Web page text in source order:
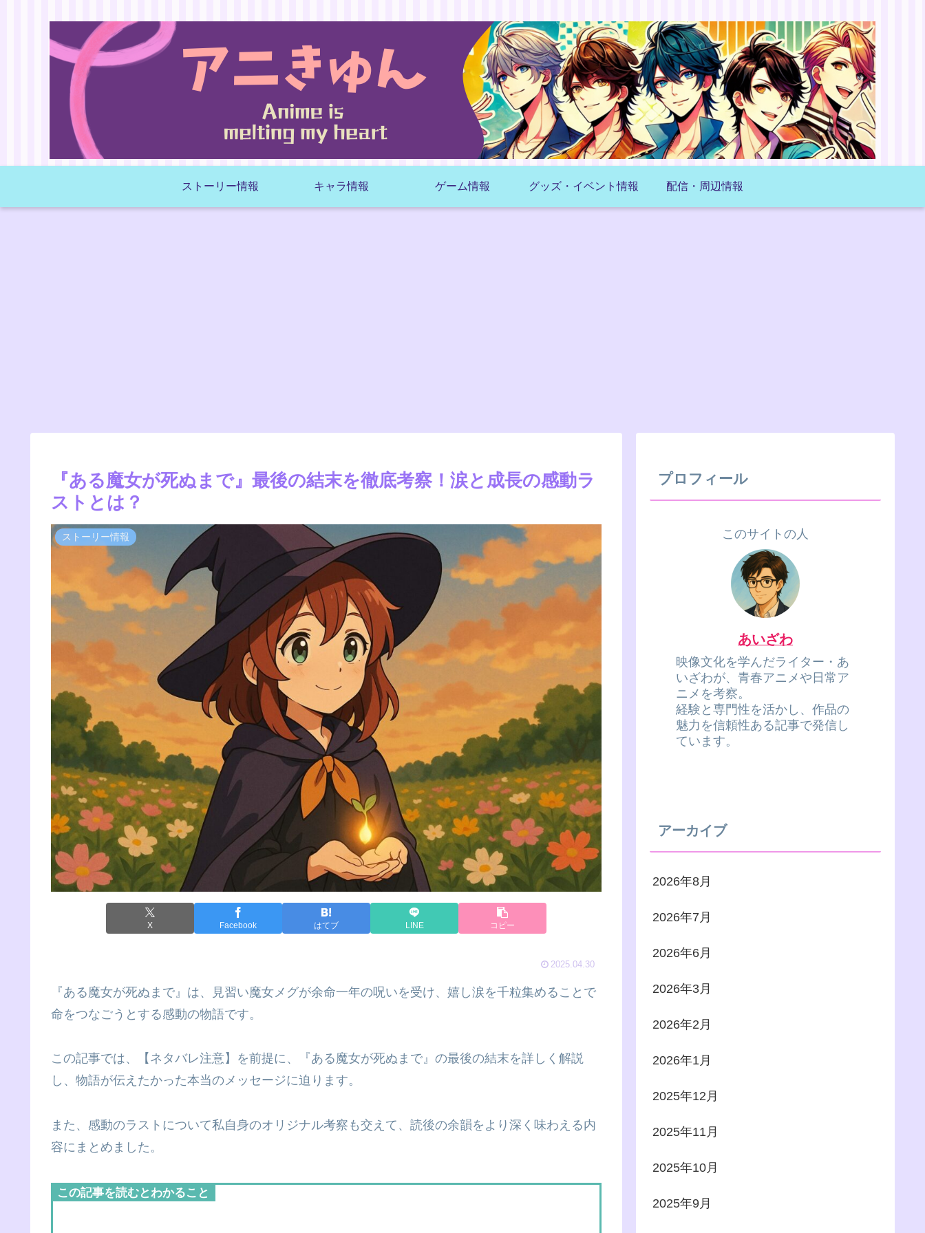
ストーリー情報 キャラ情報 ゲーム情報 グッズ・イベント情報 配信・周辺情報
『ある魔女が死ぬまで』最後の結末を徹底考察！涙と成長の感動ラ
ストとは？
ストーリー情報
X Facebook はてブ LINE コピー
2025.04.30
『ある魔女が死ぬまで』は、見習い魔女メグが余命一年の呪いを受け、嬉し涙を千粒集めることで
命をつなごうとする感動の物語です。
この記事では、【ネタバレ注意】を前提に、『ある魔女が死ぬまで』の最後の結末を詳しく解説
し、物語が伝えたかった本当のメッセージに迫ります。
また、感動のラストについて私自身のオリジナル考察も交えて、読後の余韻をより深く味わえる内
容にまとめました。
この記事を読むとわかること
プロフィール
このサイトの人
あいざわ
映像文化を学んだライター・あ
いざわが、青春アニメや日常ア
ニメを考察。
経験と専門性を活かし、作品の
魅力を信頼性ある記事で発信し
ています。
アーカイブ
2026年8月
2026年7月
2026年6月
2026年3月
2026年2月
2026年1月
2025年12月
2025年11月
2025年10月
2025年9月